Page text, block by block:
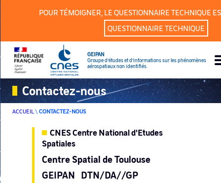
POUR TÉMOIGNER, LE QUESTIONNAIRE TECHNIQUE
QUESTIONNAIRE TECHNIQUE
GEIPAN
Groupe d’études et d’informations sur les phénomènes
aérospatiaux non identifiés.
Contactez-nous
ACCUEIL\ CONTACTEZ-NOUS
CNES Centre National d'Etudes
Spatiales
Centre Spatial de Toulouse
GEIPAN DTN/DA//GP